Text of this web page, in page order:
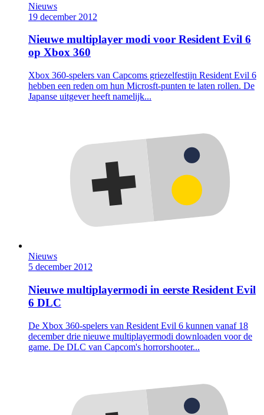
Nieuws
19 december 2012
Nieuwe multiplayer modi voor Resident Evil 6
op Xbox 360
Xbox 360-spelers van Capcoms griezelfestijn Resident Evil 6
hebben een reden om hun Microsft-punten te laten rollen. De
Japanse uitgever heeft namelijk...
Nieuws
5 december 2012
Nieuwe multiplayermodi in eerste Resident Evil
6 DLC
De Xbox 360-spelers van Resident Evil 6 kunnen vanaf 18
december drie nieuwe multiplayermodi downloaden voor de
game. De DLC van Capcom's horrorshooter...